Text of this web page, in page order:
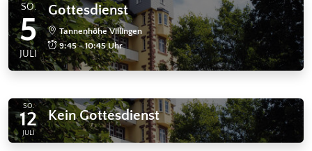
SO.
5
JULI
Gottesdienst
Tannenhöhe Villingen
9:45 - 10:45 Uhr
SO.
12
JULI
Kein Gottesdienst